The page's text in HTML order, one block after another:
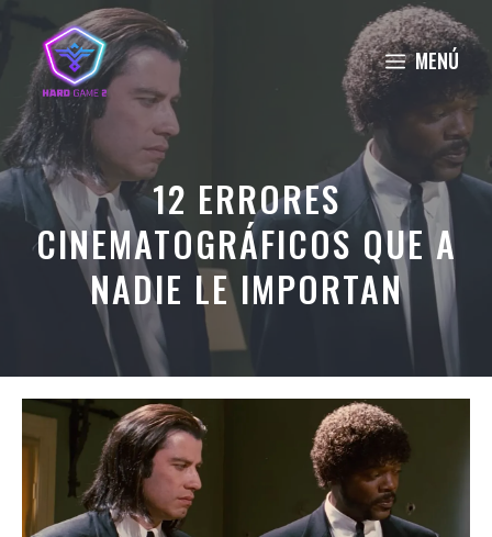
contenido
MENÚ
12 ERRORES
CINEMATOGRÁFICOS QUE A
NADIE LE IMPORTAN